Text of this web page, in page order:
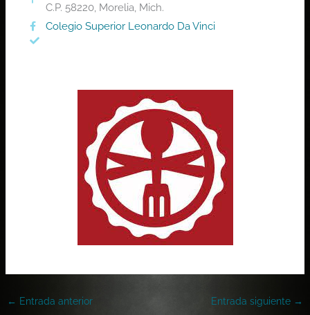
C.P. 58220, Morelia, Mich.
Colegio Superior Leonardo Da Vinci
← Entrada anterior Entrada siguiente →